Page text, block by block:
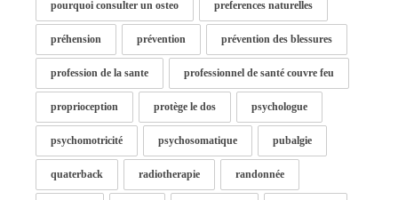
pourquoi consulter un osteo preferences naturelles
préhension prévention prévention des blessures
profession de la sante professionnel de santé couvre feu
proprioception protège le dos psychologue
psychomotricité psychosomatique pubalgie
quaterback radiotherapie randonnée